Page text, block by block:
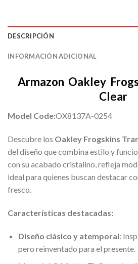
DESCRIPCIÓN
INFORMACIÓN ADICIONAL
Armazon Oakley
Clear
Model Code:OX8137A-0254
Descubre los Oakley Frogskins
del diseño que combina estilo y
con su acabado cristalino, refleja
ideal para quienes buscan destacar
fresco.
Características destacadas:
Diseño clásico y atemporal:
pero reinventado para el presente.